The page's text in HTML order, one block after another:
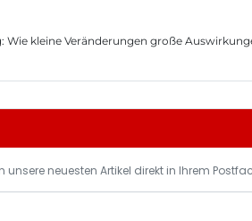
Wie kleine Veränderungen große
unsere neuesten Artikel direkt in Ihrem